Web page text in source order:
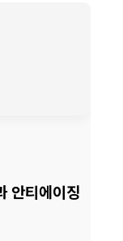
안티에이징